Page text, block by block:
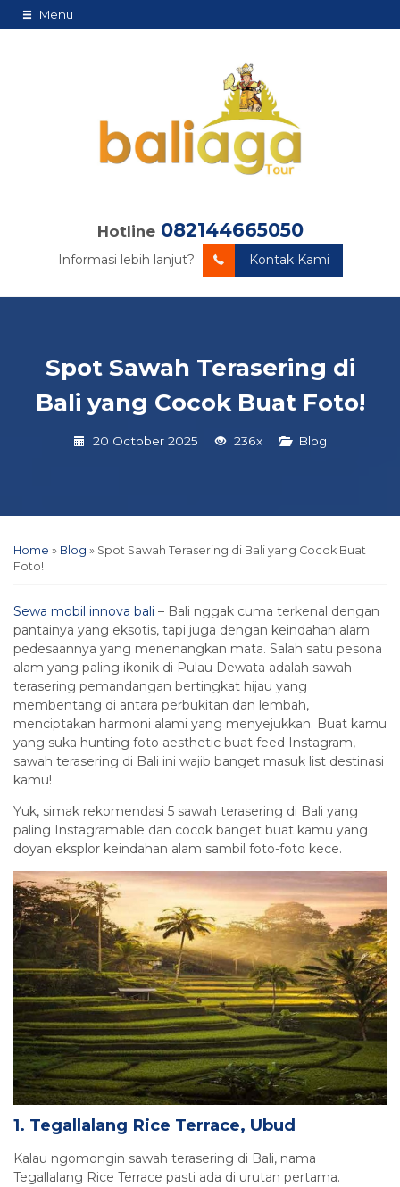
Menu
Hotline 082144665050
Informasi lebih lanjut? Kontak Kami
Spot Sawah Terasering di
Bali yang Cocok Buat Foto!
20 October 2025 236x Blog
Home » Blog » Spot Sawah Terasering di Bali yang Cocok Buat
Foto!
Sewa mobil innova bali – Bali nggak cuma terkenal dengan
pantainya yang eksotis, tapi juga dengan keindahan alam
pedesaannya yang menenangkan mata. Salah satu pesona
alam yang paling ikonik di Pulau Dewata adalah sawah
terasering pemandangan bertingkat hijau yang
membentang di antara perbukitan dan lembah,
menciptakan harmoni alami yang menyejukkan. Buat kamu
yang suka hunting foto aesthetic buat feed Instagram,
sawah terasering di Bali ini wajib banget masuk list destinasi
kamu!
Yuk, simak rekomendasi 5 sawah terasering di Bali yang
paling Instagramable dan cocok banget buat kamu yang
doyan eksplor keindahan alam sambil foto-foto kece.
1. Tegallalang Rice Terrace, Ubud
Kalau ngomongin sawah terasering di Bali, nama
Tegallalang Rice Terrace pasti ada di urutan pertama.